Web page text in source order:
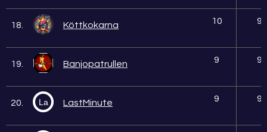
18. Köttkokarna 10 9
19. Banjopatrullen 9 9
20. La LastMinute 9 9